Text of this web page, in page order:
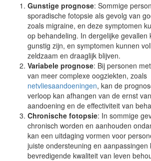
Gunstige prognose: Sommige
sporadische fotopsie als gevolg van
zoals migraine, en deze symptomen
op behandeling. In dergelijke gevallen
gunstig zijn, en symptomen kunnen
zeldzaam en draaglijk blijven.
Variabele prognose: Bij personen
van meer complexe oogziekten, zoals
netvliesaandoeningen, kan de
verloop kan afhangen van de ernst
aandoening en de effectiviteit van
Chronische fotopsie: In sommige
chronisch worden en aanhouden
kan een uitdaging vormen voor
juiste ondersteuning en aanpassingen
bevredigende kwaliteit van leven